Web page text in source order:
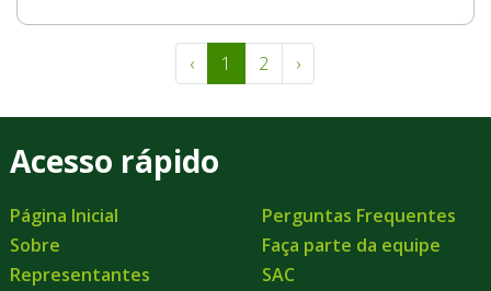
‹ 1 2 ›
Acesso rápido
Página Inicial
Sobre
Representantes
Perguntas Frequentes
Faça parte da equipe
SAC